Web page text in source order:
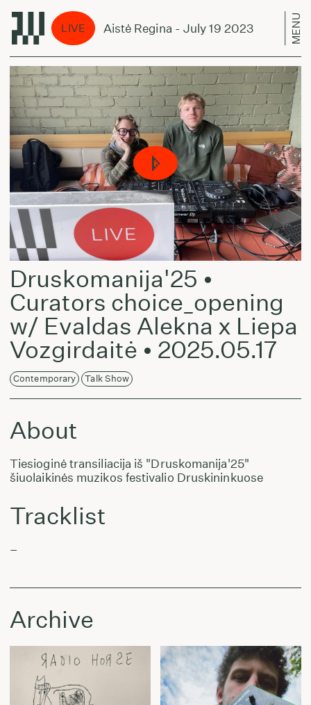
LIVE
Unseen w/ Aistė Regina - July 19 2023 MENU
Druskomanija'25 •
Curators choice_opening
w/ Evaldas Alekna x Liepa
Vozgirdaitė • 2025.05.17
Contemporary Talk Show
About
Tiesioginė transiliacija iš "Druskomanija'25"
šiuolaikinės muzikos festivalio Druskininkuose
Tracklist
–
Archive